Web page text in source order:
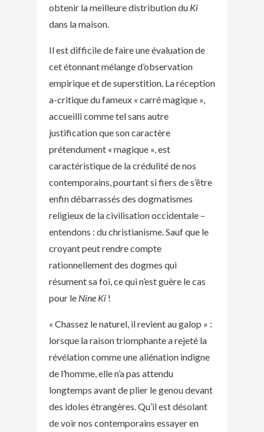
obtenir la meilleure distribution du Ki
dans la maison.
Il est difficile de faire une évaluation de
cet étonnant mélange d’observation
empirique et de superstition. La réception
a-critique du fameux « carré magique »,
accueilli comme tel sans autre
justification que son caractère
prétendument « magique », est
caractéristique de la crédulité de nos
contemporains, pourtant si fiers de s’être
enfin débarrassés des dogmatismes
religieux de la civilisation occidentale –
entendons : du christianisme. Sauf que le
croyant peut rendre compte
rationnellement des dogmes qui
résument sa foi, ce qui n’est guère le cas
pour le Nine Ki!
« Chassez le naturel, il revient au galop » :
lorsque la raison triomphante a rejeté la
révélation comme une aliénation indigne
de l’homme, elle n’a pas attendu
longtemps avant de plier le genou devant
des idoles étrangères. Qu’il est désolant
de voir nos contemporains essayer en